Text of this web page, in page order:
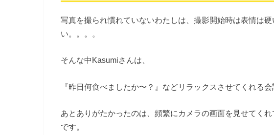
写真を撮られ慣れていないわたしは、撮影開始時は表情は
い。。。。
そんな中Kasumiさんは、
『昨日何食べましたか〜？』などリラックスさせてくれる会
あとありがたかったのは、頻繁にカメラの画面を見せてく
です。